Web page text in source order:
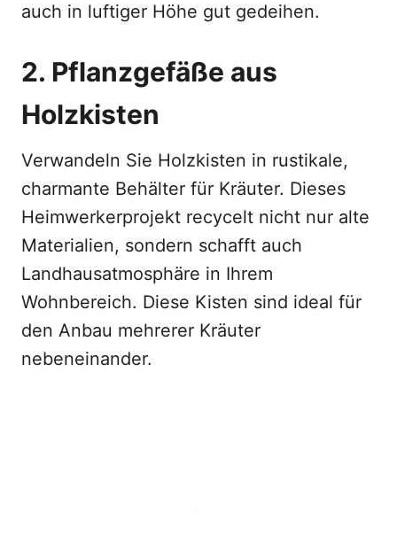
auch in luftiger Höhe gut gedeihen.
2. Pflanzgefäße aus
Holzkisten
Verwandeln Sie Holzkisten in rustikale,
charmante Behälter für Kräuter. Dieses
Heimwerkerprojekt recycelt nicht nur alte
Materialien, sondern schafft auch
Landhausatmosphäre in Ihrem
Wohnbereich. Diese Kisten sind ideal für
den Anbau mehrerer Kräuter
nebeneinander.